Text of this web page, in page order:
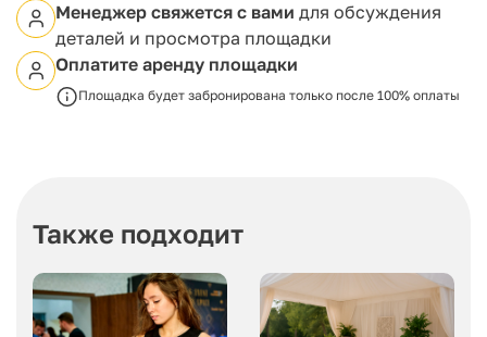
Менеджер свяжется с вами для обсуждения
деталей и просмотра площадки
Оплатите аренду площадки
Площадка будет забронирована только после 100% оплаты
Также подходит